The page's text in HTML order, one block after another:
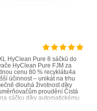
HyClean Pure 8 sáčků do
HyClean Pure FJM za
cenu 80 % recyklátu4a
účinnost – unikát na trhu
dlouhá životnost díky
proudění Čistá
sáčku díky automatickému